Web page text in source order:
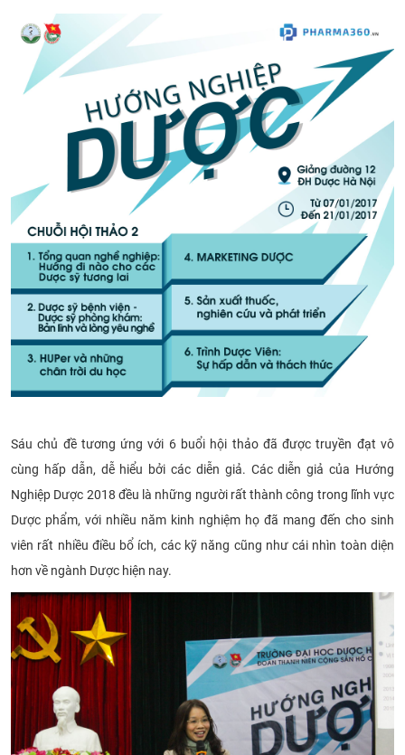
Sáu chủ đề tương ứng với 6 buổi hội thảo đã được truyền đạt vô
cùng hấp dẫn, dễ hiểu bởi các diễn giả. Các diễn giả của Hướng
Nghiệp Dược 2018 đều là những người rất thành công trong lĩnh vực
Dược phẩm, với nhiều năm kinh nghiệm họ đã mang đến cho sinh
viên rất nhiều điều bổ ích, các kỹ năng cũng như cái nhìn toàn diện
hơn về ngành Dược hiện nay.